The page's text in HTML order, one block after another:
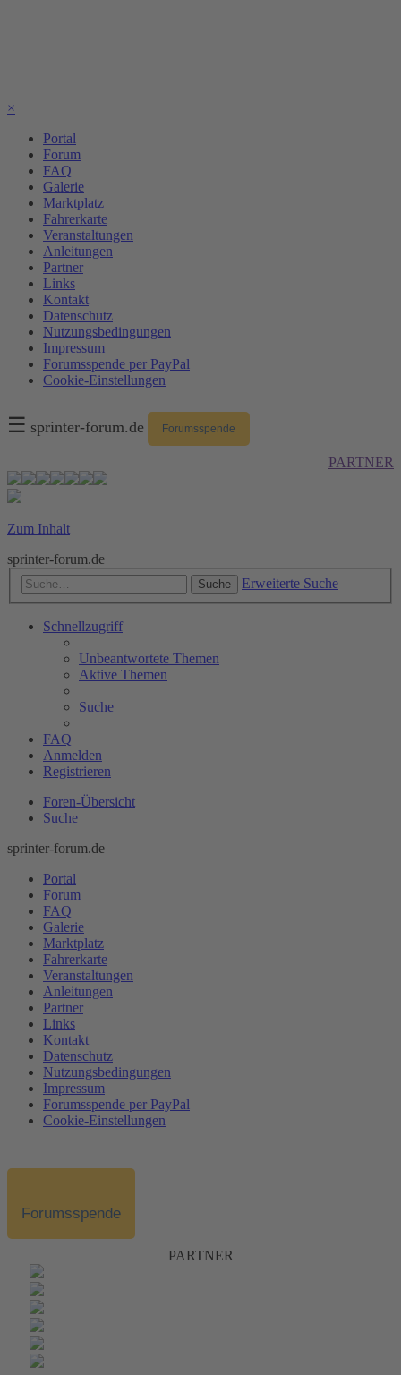
×
Portal
Forum
FAQ
Galerie
Marktplatz
Fahrerkarte
Veranstaltungen
Anleitungen
Partner
Links
Kontakt
Datenschutz
Nutzungsbedingungen
Impressum
Forumsspende per PayPal
Cookie-Einstellungen
☰ sprinter-forum.de Forumsspende
PARTNER
Zum Inhalt
sprinter-forum.de
Suche Erweiterte Suche
Schnellzugriff
Unbeantwortete Themen
Aktive Themen
Suche
FAQ
Anmelden
Registrieren
Foren-Übersicht
Suche
sprinter-forum.de
Portal
Forum
FAQ
Galerie
Marktplatz
Fahrerkarte
Veranstaltungen
Anleitungen
Partner
Links
Kontakt
Datenschutz
Nutzungsbedingungen
Impressum
Forumsspende per PayPal
Cookie-Einstellungen
Forumsspende
PARTNER